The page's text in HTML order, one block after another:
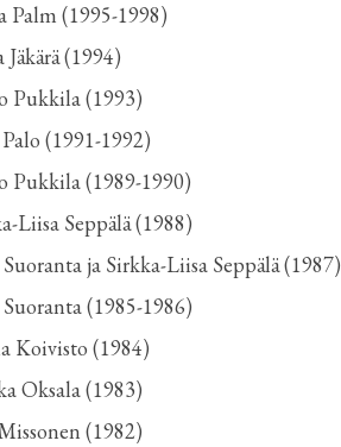
Palm (1995-1998)
(1994)
Pukkila (1993)
(1991-1992)
Pukkila (1989-1990)
Liisa Seppälä (1988)
ja Sirkka-Liisa Seppälä (1987)
(1985-1986)
Koivisto (1984)
Oksala (1983)
(1982)